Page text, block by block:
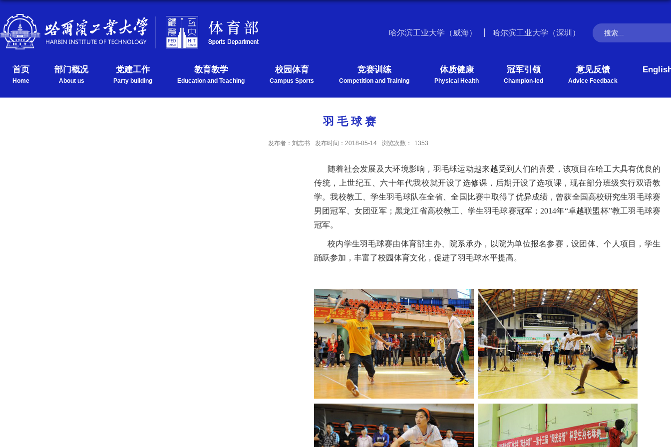
哈尔滨工业大学（威海） 哈尔滨工业大学（深圳）
首页
Home
部门概况
About us
党建工作
Party building
教育教学
Education and Teaching
校园体育
Campus Sports
竞赛训练
Competition and Training
体质健康
Physical Health
冠军引领
Champion-led
意见反馈
Advice Feedback
羽 毛 球 赛
发布者：刘志书 发布时间：2018-05-14 浏览次数： 1353
随着社会发展及大环境影响，羽毛球运动越来越受到人们的喜爱，该项目在哈工大具有优良的
传统，上世纪五、六十年代我校就开设了选修课，后期开设了选项课，现在部分班级实行双语教
学。我校教工、学生羽毛球队在全省、全国比赛中取得了优异成绩，曾获全国高校研究生羽毛球赛
男团冠军、女团亚军；黑龙江省高校教工、学生羽毛球赛冠军； 2014年“卓越联盟杯”教工羽毛球赛
冠军。
校内学生羽毛球赛由体育部主办、院系承办，以院为单位报名参赛，设团体、个人项目，学生
踊跃参加，丰富了校园体育文化，促进了羽毛球水平提高。